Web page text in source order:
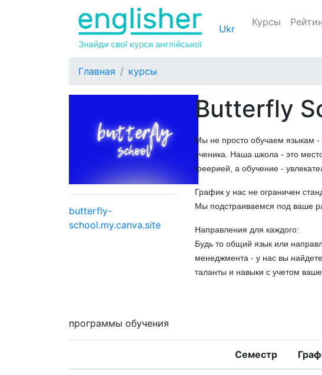
Ukr
Курсы
Главная курсы
butterfly-
school.my.canva.site
Butterfly
Мы не просто обучаем языкам
ученика. Наша школа - это
феерией, а обучение -
График у нас не ограничен
Мы подстраиваемся под ваше
Направления для каждого:
Будь то общий язык или
менеджмента - у нас вы
таланты и навыки с учетом
программы обучения
Семестр